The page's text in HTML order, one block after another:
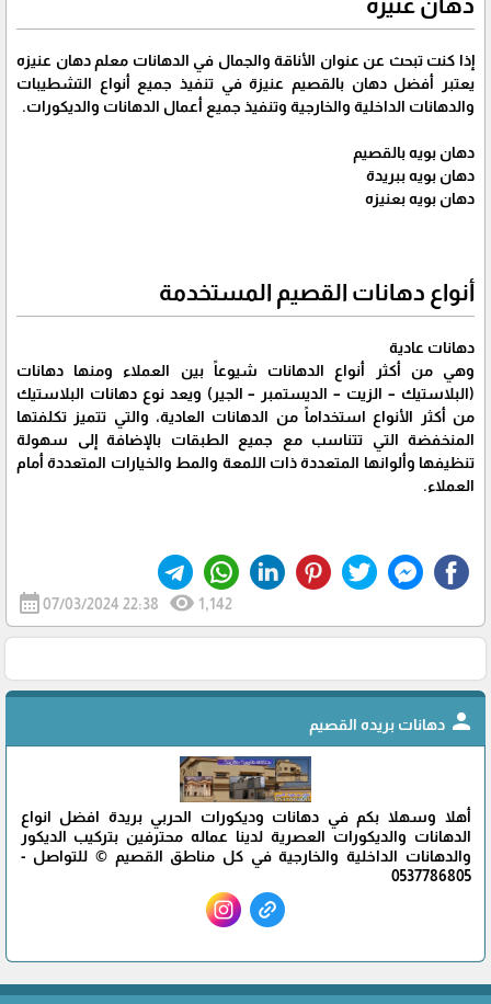
دهان عنيزه
إذا كنت تبحث عن عنوان الأناقة والجمال في الدهانات معلم دهان عنيزه
يعتبر أفضل دهان بالقصيم عنيزة في تنفيذ جميع أنواع التشطيبات
والدهانات الداخلية والخارجية وتنفيذ جميع أعمال الدهانات والديكورات.
دهان بويه بالقصيم
دهان بويه ببريدة
دهان بويه بعنيزه
أنواع دهانات القصيم المستخدمة
دهانات عادية
وهي من أكثر أنواع الدهانات شيوعاً بين العملاء ومنها دهانات
(البلاستيك – الزيت – الديستمبر – الجير) ويعد نوع دهانات البلاستيك
من أكثر الأنواع استخداماً من الدهانات العادية، والتي تتميز تكلفتها
المنخفضة التي تتناسب مع جميع الطبقات بالإضافة إلى سهولة
تنظيفها وألوانها المتعددة ذات اللمعة والمط والخيارات المتعددة أمام
العملاء.
calendar_month07/03/2024 22:38 visibility 1,142
person دهانات بريده القصيم
أهلا وسهلا بكم في دهانات وديكورات الحربي بريدة افضل انواع
الدهانات والديكورات العصرية لدينا عماله محترفين بتركيب الديكور
والدهانات الداخلية والخارجية في كل مناطق القصيم © للتواصل -
0537786805